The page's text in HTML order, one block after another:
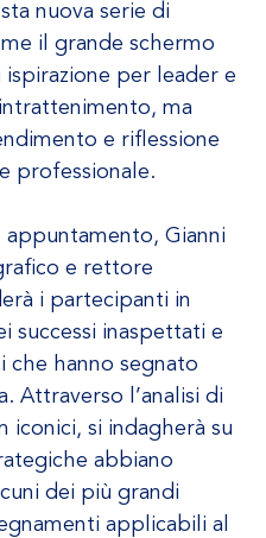
nuova serie di
il grande schermo
per leader e
ma
e riflessione
professionale.
Gianni
e rettore
i partecipanti in
successi inaspettati e
hanno segnato
Attraverso l’analisi di
iconici, si indagherà su
abbiano
dei più grandi
applicabili al